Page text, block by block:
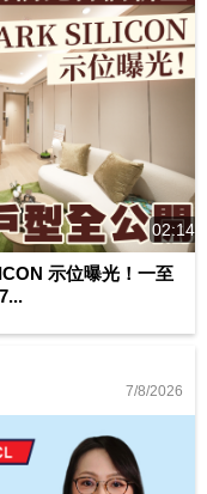
02:14
示位曝光！一至
7/8/2026